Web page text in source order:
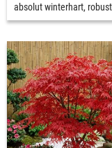
absolut winterhart,